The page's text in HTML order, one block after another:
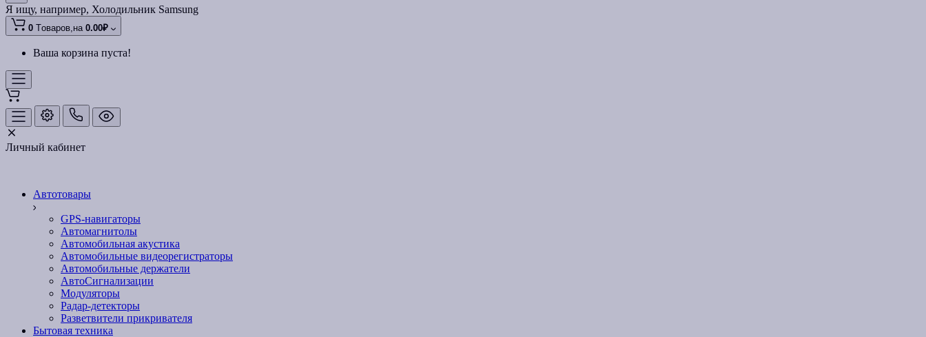
Я ищу, например, Холодильник Samsung
0 Tоваров,на 0.00₽
Ваша корзина пуста!
Личный кабинет
Автотовары
GPS-навигаторы
Автомагнитолы
Автомобильная акустика
Автомобильные видеорегистраторы
Автомобильные держатели
АвтоСигнализации
Модуляторы
Радар-детекторы
Разветвители прикривателя
Бытовая техника